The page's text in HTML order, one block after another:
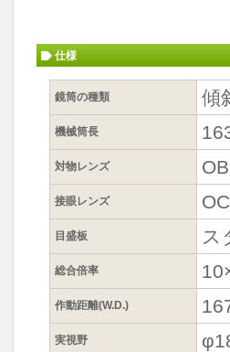
仕様
鏡筒の種類 傾
機械筒長
対物レンズ
接眼レンズ
目盛板 ス
総合倍率
作動距離(W.D.)
実視野